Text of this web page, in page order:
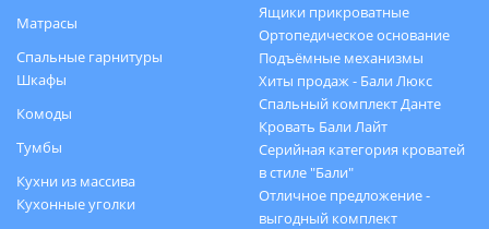
Матрасы
Спальные гарнитуры
Шкафы
Комоды
Тумбы
Кухни из массива
Кухонные уголки
Ящики прикроватные
Ортопедическое основание
Подъёмные механизмы
Хиты продаж - Бали Люкс
Спальный комплект Данте
Кровать Бали Лайт
Серийная категория кроватей
в стиле "Бали"
Отличное предложение -
выгодный комплект